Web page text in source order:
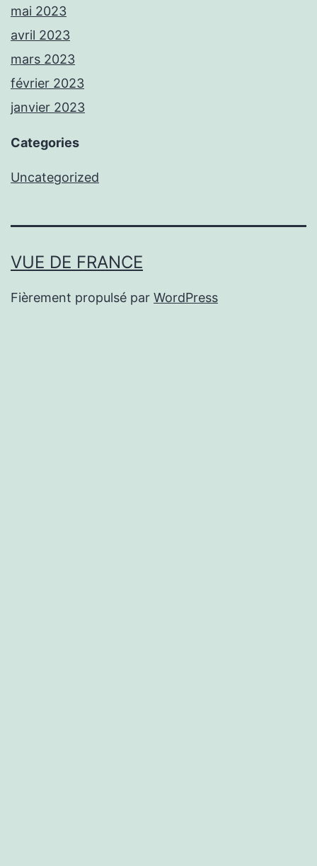
mai 2023
avril 2023
mars 2023
février 2023
janvier 2023
Categories
Uncategorized
VUE DE FRANCE
Fièrement propulsé par WordPress